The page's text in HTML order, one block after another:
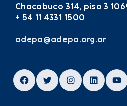
Chacabuco 314, piso 3
+ 54 11 4331 1500
adepa@adepa.org.ar
Facebook
TwitterInstagram